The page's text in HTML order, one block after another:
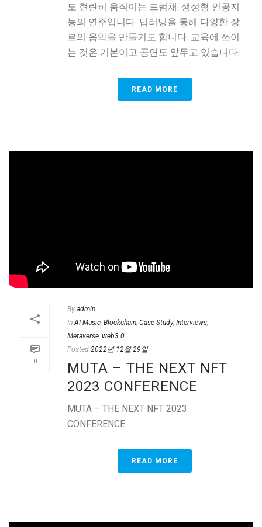
도 현란히 움직이는 드럼채. 생성형 인공지
능의 연주입니다. 딥러닝을 통해 다양한 장
르의 음악을 만들기도 합니다. 교육에 쓰이
는 것은 기본이고 공연도 앞두고 있습니다.
READ MORE
0
By admin
In AI Music, Blockchain, Case Study, Interviews,
Metaverse, web3.0
Posted 2022년 12월 29일
MUTA – THE NEXT NFT
2023 CONFERENCE
MUTA – THE NEXT NFT 2023
CONFERENCE
READ MORE